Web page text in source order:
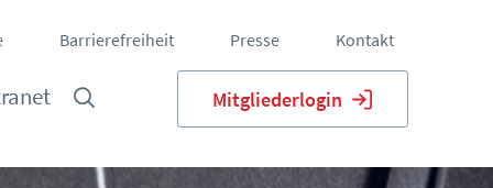
Barrierefreiheit Presse Kontakt
Mitgliederlogin